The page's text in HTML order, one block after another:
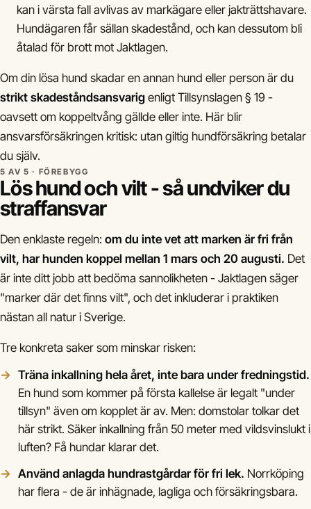
kan i värsta fall avlivas av markägare eller jakträttshavare.
Hundägaren får sällan skadestånd, och kan dessutom bli
åtalad för brott mot Jaktlagen.
Om din lösa hund skadar en annan hund eller person är du
strikt skadeståndsansvarig enligt Tillsynslagen § 19 -
oavsett om koppeltvång gällde eller inte. Här blir
ansvarsförsäkringen kritisk: utan giltig hundförsäkring betalar
du själv.
5 AV 5 · FÖREBYGG
Lös hund och vilt - så undviker du
straffansvar
Den enklaste regeln: om du inte vet att marken är fri från
vilt, har hunden koppel mellan 1 mars och 20 augusti. Det
är inte ditt jobb att bedöma sannolikheten - Jaktlagen säger
"marker där det finns vilt", och det inkluderar i praktiken
nästan all natur i Sverige.
Tre konkreta saker som minskar risken:
Träna inkallning hela året, inte bara under fredningstid.
En hund som kommer på första kallelse är legalt "under
tillsyn" även om kopplet är av. Men: domstolar tolkar det
här strikt. Säker inkallning från 50 meter med vildsvinslukt i
luften? Få hundar klarar det.
Använd anlagda hundrastgårdar för fri lek. Norrköping
har flera - de är inhägnade, lagliga och försäkringsbara.